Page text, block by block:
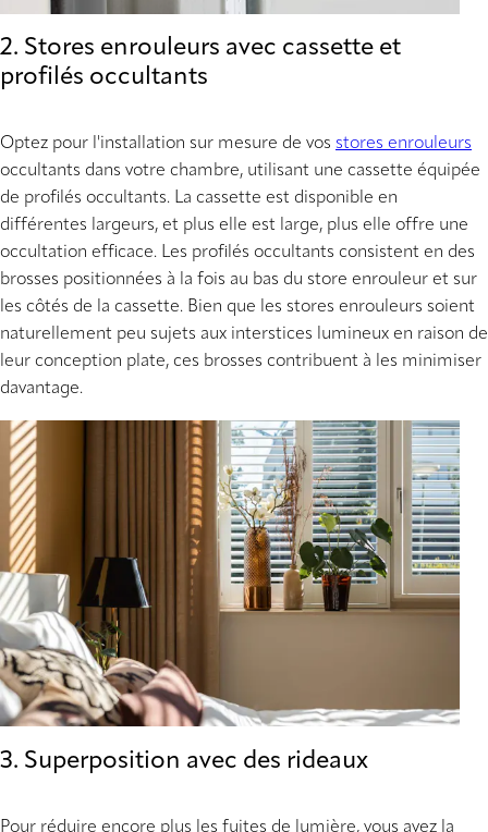
2. Stores enrouleurs avec cassette et
profilés occultants
Optez pour l'installation sur mesure de vos stores enrouleurs
occultants dans votre chambre, utilisant une cassette équipée
de profilés occultants. La cassette est disponible en
différentes largeurs, et plus elle est large, plus elle offre une
occultation efficace. Les profilés occultants consistent en des
brosses positionnées à la fois au bas du store enrouleur et sur
les côtés de la cassette. Bien que les stores enrouleurs soient
naturellement peu sujets aux interstices lumineux en raison de
leur conception plate, ces brosses contribuent à les minimiser
davantage.
3. Superposition avec des rideaux
Pour réduire encore plus les fuites de lumière, vous avez la